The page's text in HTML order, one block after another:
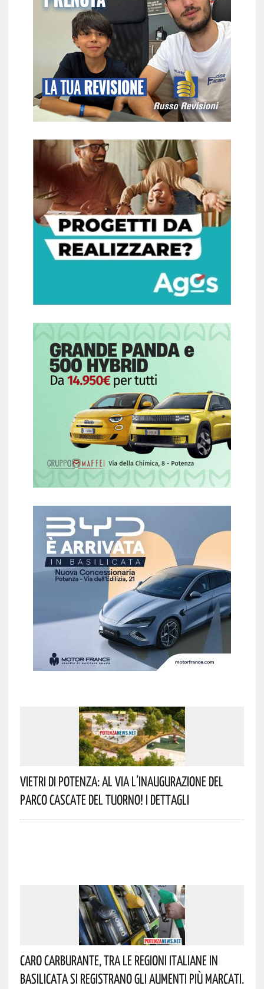
Vietri Di Potenza: Al Via L’inaugurazione Del
Parco Cascate Del Tuorno! I Dettagli
Caro Carburante, Tra Le Regioni Italiane In
Basilicata Si Registrano Gli Aumenti Più Marcati.